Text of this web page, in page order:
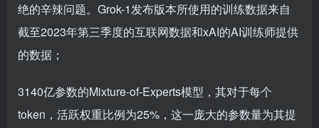
绝的辛辣问题。Grok-1发布版本所使用的训练数据来自
截至2023年第三季度的互联网数据和xAI的AI训练师提供
的数据；
3140亿参数的Mixture-of-Experts模型，其对于每个
token，活跃权重比例为25%，这一庞大的参数量为其提